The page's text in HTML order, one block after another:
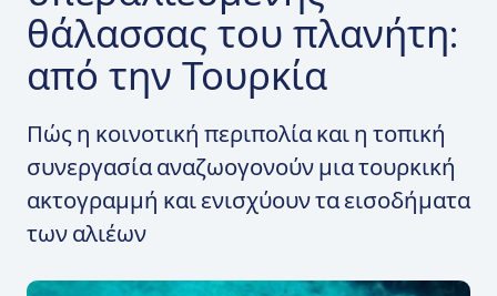
θάλασσας του πλανήτη:
από την Τουρκία
Πώς η κοινοτική περιπολία και η τοπική
συνεργασία αναζωογονούν μια τουρκική
ακτογραμμή και ενισχύουν τα εισοδήματα
των αλιέων